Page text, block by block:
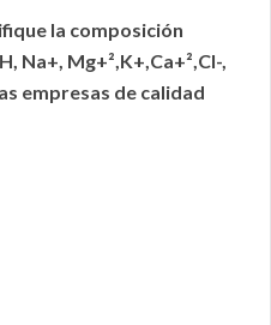
la composición
Na+, Mg+²,K+,Ca+²,Cl-,
empresas de calidad